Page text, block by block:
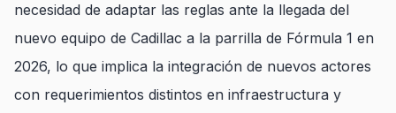
necesidad de adaptar las reglas ante la llegada del
nuevo equipo de Cadillac a la parrilla de Fórmula 1 en
2026, lo que implica la integración de nuevos actores
con requerimientos distintos en infraestructura y